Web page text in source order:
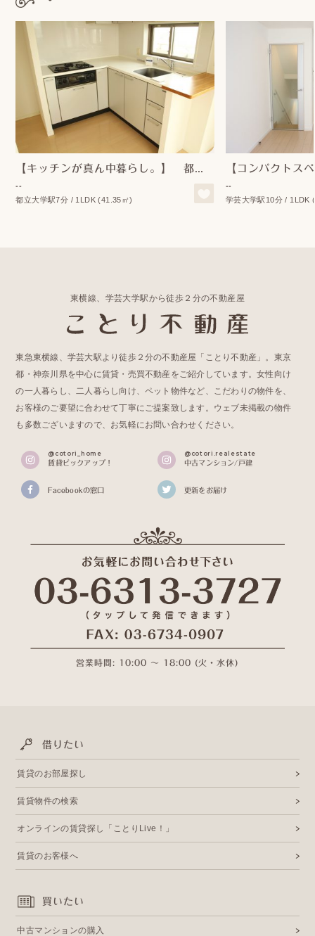
【キッチンが真ん中暮らし。】 都立大学賃貸
--
都立大学駅7分 / 1LDK (41.35㎡)
【コンパクトス
--
学芸大学駅10分 / 1LDK
東横線、学芸大学駅から徒歩２分の不動産屋
東急東横線、学芸大駅より徒歩２分の不動産屋「ことり不動産」。東京
都・神奈川県を中心に賃貸・売買不動産をご紹介しています。女性向け
の一人暮らし、二人暮らし向け、ペット物件など、こだわりの物件を、
お客様のご要望に合わせて丁寧にご提案致します。ウェブ未掲載の物件
も多数ございますので、お気軽にお問い合わせください。
@cotori_home
賃貸ピックアップ！
@cotori.realestate
中古マンション/戸建
Facebookの窓口 更新をお届け
営業時間: 10:00 〜 18:00 (火・水休)
借りたい
賃貸のお部屋探し
賃貸物件の検索
オンラインの賃貸探し「ことりLive！」
賃貸のお客様へ
買いたい
中古マンションの購入